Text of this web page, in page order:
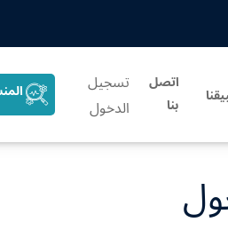
اتصل
بنا
تسجيل
الدخول